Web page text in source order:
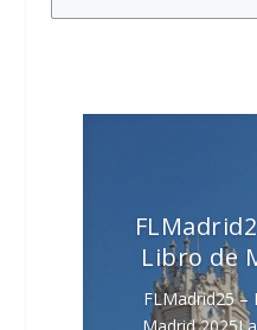
Libro de
FLMadrid25 –